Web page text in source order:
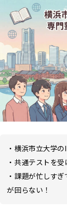
・横浜市立大学
・共通テストを
・課題が忙しす
が回らない！